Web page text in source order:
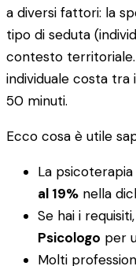
a diversi fattori: la
tipo di seduta
contesto
individuale costa tra i
50 minuti.
Ecco cosa è utile
La psicoterapia
al 19% nella
Se hai i
Psicologo per
Molti